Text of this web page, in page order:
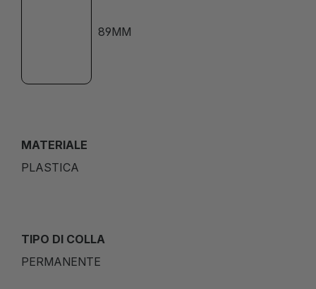
89MM
MATERIALE
PLASTICA
TIPO DI COLLA
PERMANENTE